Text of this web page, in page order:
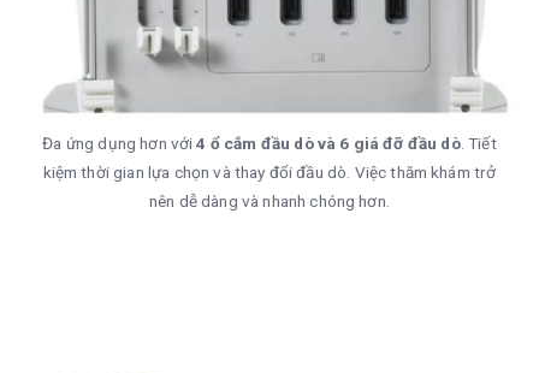
Đa ứng dụng hơn với4 ổ cắm đầu dò và 6 giá đỡ đầu dò. Tiết
kiệm thời gian lựa chọn và thay đổi đầu dò. Việc thăm khám trở
nên dễ dàng và nhanh chóng hơn.